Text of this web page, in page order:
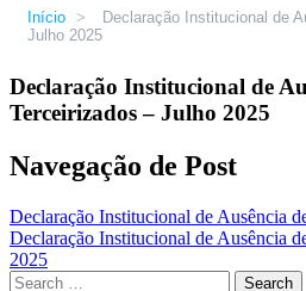
Início >
Declaração Institucional de
Julho 2025
Declaração Institucional de
Terceirizados – Julho 2025
Navegação de Post
Declaração Institucional de Ausência
Declaração Institucional de Ausência
2025